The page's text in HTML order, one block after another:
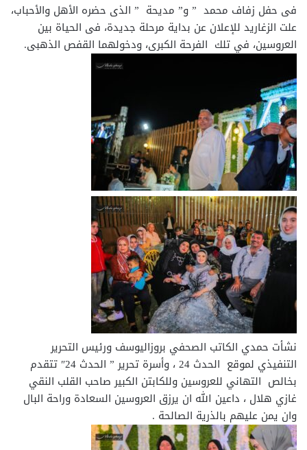
فى حفل زفاف محمد ” و” مديحة ” الذى حضره الأهل والأحباب،
علت الزغاريد للإعلان عن بداية مرحلة جديدة، فى الحياة بين
العروسين، في تلك الفرحة الكبرى، ودخولهما القفص الذهبى.
نشأت حمدي الكاتب الصحفي بروزاليوسف ورئيس التحرير
التنفيذي لموقع الحدث 24 ، وأسرة تحرير ” الحدث 24″ تتقدم
بخالص التهاني للعروسين وللكابتن الكبير صاحب القلب النقي
غازي هلال ، داعين الله ان يرزق العروسين السعادة وراحة البال
وان يمن عليهم بالذرية الصالحة .